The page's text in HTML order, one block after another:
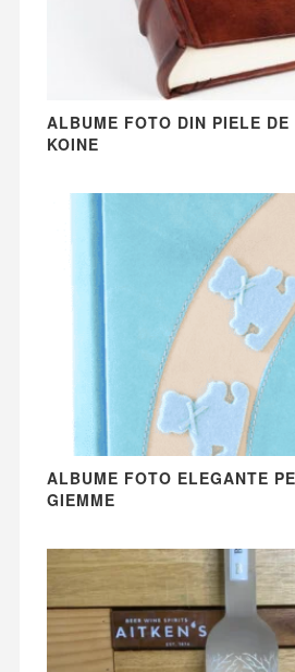
ALBUME FOTO DIN PIELE DE
KOINE
ALBUME FOTO ELEGANTE
GIEMME